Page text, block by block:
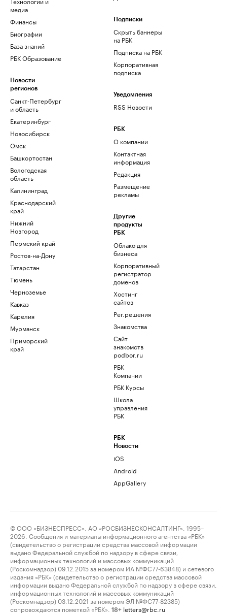
медиа
Финансы
Биографии
База знаний
РБК Образование
Новости
регионов
Санкт-Петербург
и область
Екатеринбург
Новосибирск
Омск
Башкортостан
Вологодская
область
Калининград
Краснодарский
край
Нижний
Новгород
Пермский край
Ростов-на-Дону
Татарстан
Тюмень
Черноземье
Кавказ
Карелия
Мурманск
Приморский
край
Подписки
Скрыть баннеры
на РБК
Подписка на РБК
Корпоративная
подписка
Уведомления
RSS Новости
РБК
О компании
Контактная
информация
Редакция
Размещение
рекламы
Другие
продукты
РБК
Облако для
бизнеса
Корпоративный
регистратор
доменов
Хостинг
сайтов
Рег.решения
Знакомства
Сайт
знакомств
podbor.ru
РБК
Компании
РБК Курсы
Школа
управления
РБК
РБК
Новости
iOS
Android
AppGallery
© ООО «БИЗНЕСПРЕСС», АО «РОСБИЗНЕСКОНСАЛТИНГ», 1995–
2026. Сообщения и материалы информационного агентства «РБК»
(свидетельство о регистрации средства массовой информации
выдано Федеральной службой по надзору в сфере связи,
информационных технологий и массовых коммуникаций
(Роскомнадзор) 09.12.2015 за номером ИА №ФС77-63848) и сетевого
издания «РБК» (свидетельство о регистрации средства массовой
информации выдано Федеральной службой по надзору в сфере связи,
информационных технологий и массовых коммуникаций
(Роскомнадзор) 03.12.2021 за номером ЭЛ №ФС77-82385)
сопровождаются пометкой «РБК».
18+ letters@rbc.ru